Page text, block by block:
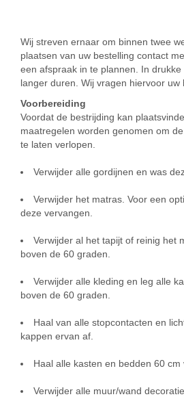
Wij streven ernaar om binnen twee
plaatsen van uw bestelling contact
een afspraak in te plannen. In
langer duren. Wij vragen hiervoor uw
Voorbereiding
Voordat de bestrijding kan
maatregelen worden genomen om
te laten verlopen.
Verwijder alle gordijnen en was
Verwijder het matras. Voor een
deze vervangen.
Verwijder al het tapijt of reinig het
boven de 60 graden.
Verwijder alle kleding en leg alle
boven de 60 graden.
Haal van alle stopcontacten en
kappen ervan af.
Haal alle kasten en bedden 60 cm
Verwijder alle muur/wand